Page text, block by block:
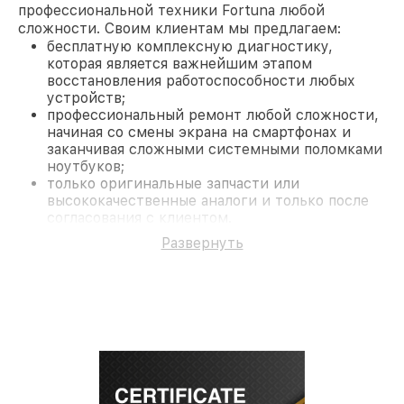
профессиональной техники Fortuna любой
сложности. Своим клиентам мы предлагаем:
бесплатную комплексную диагностику,
которая является важнейшим этапом
восстановления работоспособности любых
устройств;
профессиональный ремонт любой сложности,
начиная со смены экрана на смартфонах и
заканчивая сложными системными поломками
ноутбуков;
только оригинальные запчасти или
высококачественные аналоги и только после
согласования с клиентом.
На все работы и замененные комплектующие
предоставляется длительная гарантия. В случае
современное оборудование и
Развернуть